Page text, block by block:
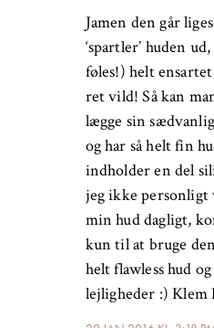
Jamen den går
‘spartler’ huden
føles!) helt
ret vild! Så kan
lægge sin
og har så helt fin
indholder en del
jeg ikke personligt
min hud dagligt,
kun til at bruge
helt flawless hud
lejligheder :) Klem